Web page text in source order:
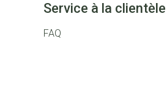
Service à la clientèle
FAQ